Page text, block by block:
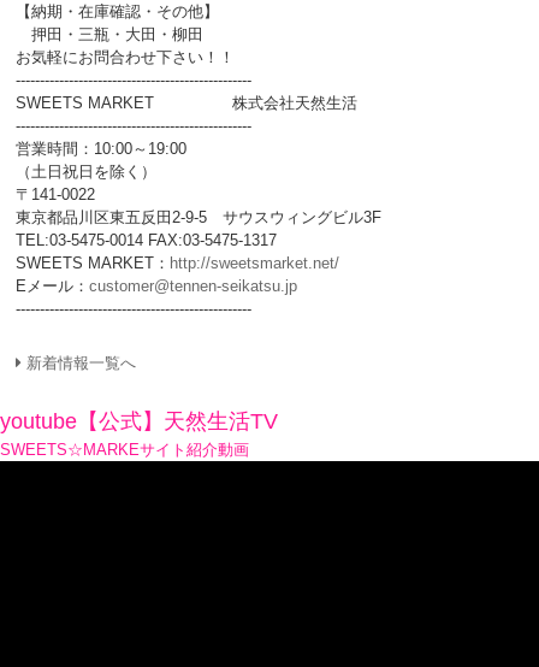
【納期・在庫確認・その他】
押田・三瓶・大田・柳田
お気軽にお問合わせ下さい！！
-------------------------------------------------
SWEETS MARKET 株式会社天然生活
-------------------------------------------------
営業時間：10:00～19:00
（土日祝日を除く）
〒141-0022
東京都品川区東五反田2-9-5 サウスウィングビル3F
TEL:03-5475-0014 FAX:03-5475-1317
SWEETS MARKET： http://sweetsmarket.net/
Eメール： customer@tennen-seikatsu.jp
-------------------------------------------------
新着情報一覧へ
youtube【公式】天然生活TV
SWEETS☆MARKEサイト紹介動画